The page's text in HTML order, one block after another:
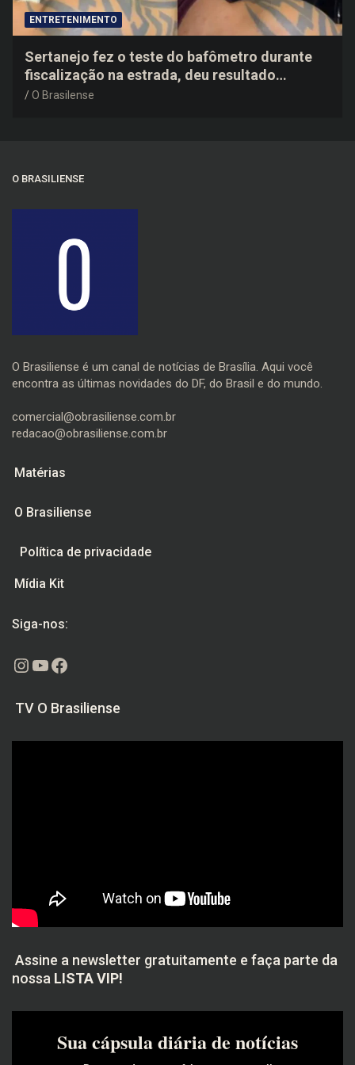
ENTRETENIMENTO
Sertanejo fez o teste do bafômetro durante
fiscalização na estrada, deu resultado
negativo e elogiou o trabalho dos agentes de
O Brasilense
O BRASILIENSE
O Brasiliense é um canal de notícias de Brasília. Aqui você
encontra as últimas novidades do DF, do Brasil e do mundo.
comercial@obrasiliense.com.br
redacao@obrasiliense.com.br
Matérias
O Brasiliense
Política de privacidade
Mídia Kit
Siga-nos:
Instagram
Youtube
Facebook
TV O Brasiliense
Assine a newsletter gratuitamente e faça parte da
nossa LISTA VIP!
Sua cápsula diária de notícias